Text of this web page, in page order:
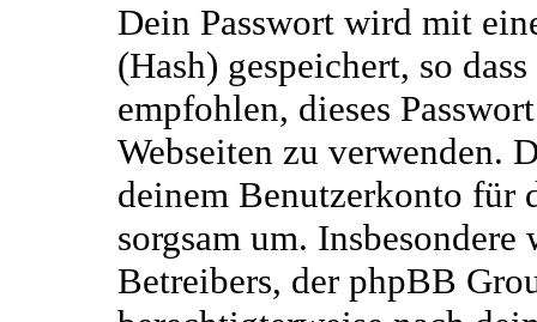
Dein Passwort wird mit
(Hash) gespeichert, so
empfohlen, dieses
Webseiten zu verwenden.
deinem Benutzerkonto für
sorgsam um.
Betreibers, der phpBB